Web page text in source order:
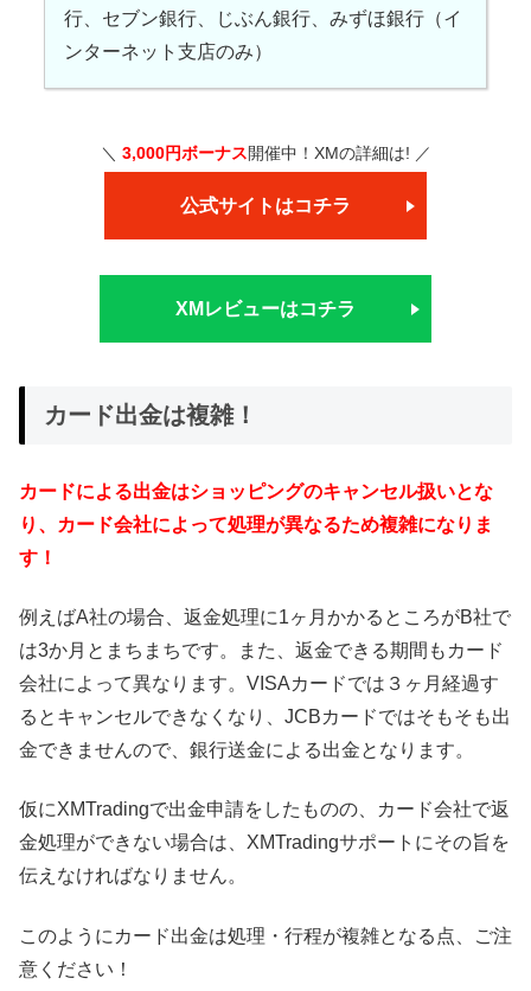
行、セブン銀行、じぶん銀行、みずほ銀行（イ
ンターネット支店のみ）
＼ 3,000円ボーナス開催中！XMの詳細は! ／
公式サイトはコチラ
XMレビューはコチラ
カード出金は複雑！
カードによる出金はショッピングのキャンセル扱いとな
り、カード会社によって処理が異なるため複雑になりま
す！
例えばA社の場合、返金処理に1ヶ月かかるところがB社で
は3か月とまちまちです。また、返金できる期間もカード
会社によって異なります。VISAカードでは３ヶ月経過す
るとキャンセルできなくなり、JCBカードではそもそも出
金できませんので、銀行送金による出金となります。
仮にXMTradingで出金申請をしたものの、カード会社で返
金処理ができない場合は、XMTradingサポートにその旨を
伝えなければなりません。
このようにカード出金は処理・行程が複雑となる点、ご注
意ください！